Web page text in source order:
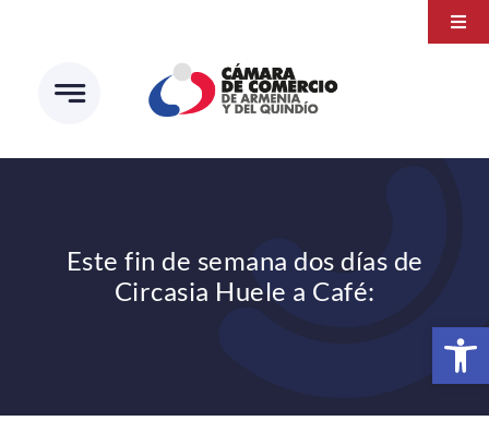
Abrir
contenido
Este fin de semana dos días de
Circasia Huele a Café: